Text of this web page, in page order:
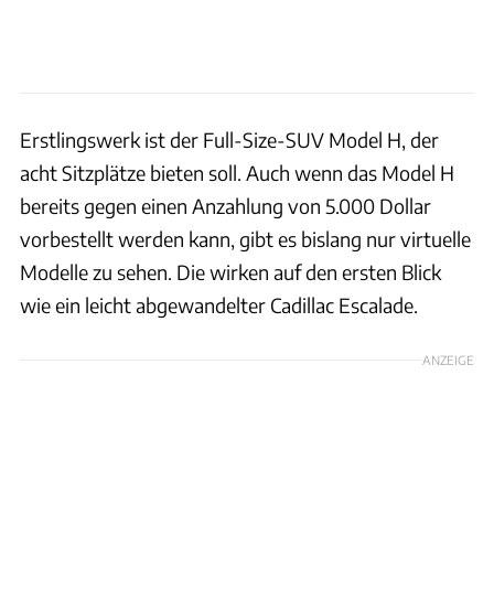
Erstlingswerk ist der Full-Size-SUV Model H, der
acht Sitzplätze bieten soll. Auch wenn das Model H
bereits gegen einen Anzahlung von 5.000 Dollar
vorbestellt werden kann, gibt es bislang nur virtuelle
Modelle zu sehen. Die wirken auf den ersten Blick
wie ein leicht abgewandelter Cadillac Escalade.
ANZEIGE